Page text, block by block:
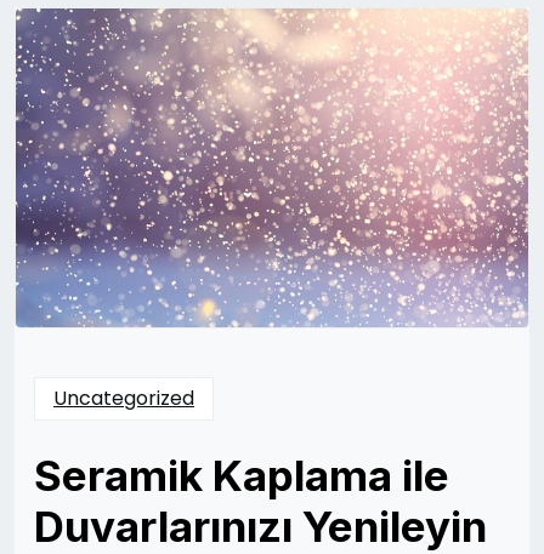
Uncategorized
Seramik Kaplama ile
Duvarlarınızı Yenileyin